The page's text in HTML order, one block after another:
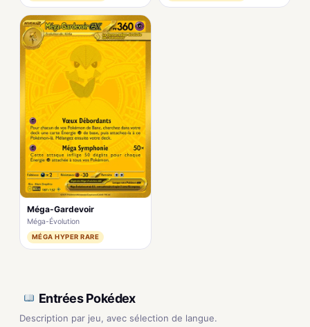
Méga-Gardevoir
Méga-Évolution
MÉGA HYPER RARE
Entrées Pokédex
Description par jeu, avec sélection de langue.